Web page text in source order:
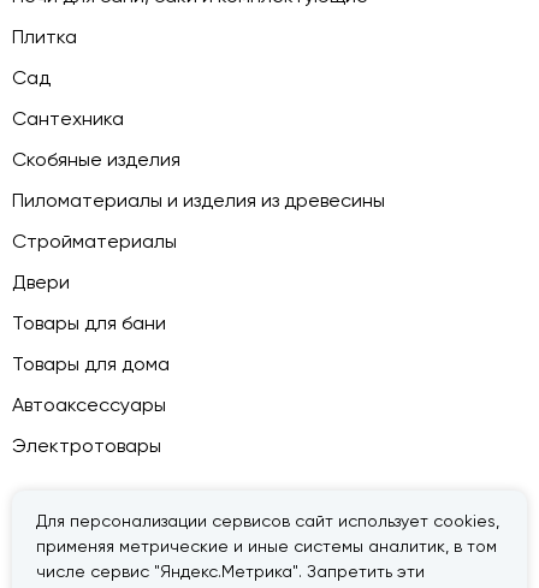
Для персонализации сервисов сайт использует cookies,
применяя метрические и иные системы аналитик, в том
числе сервис "Яндекс.Метрика". Запретить эти
Плитка
Сад
Сантехника
Скобяные изделия
Пиломатериалы и изделия из древесины
Стройматериалы
Двери
Товары для бани
Товары для дома
Автоаксессуары
Электротовары
© 2026 — «Дачник».Правовая информация